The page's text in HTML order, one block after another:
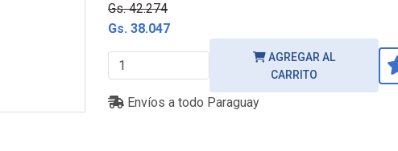
Gs. 42.274
Gs. 38.047
AGREGAR AL
CARRITO
Envíos a todo Paraguay